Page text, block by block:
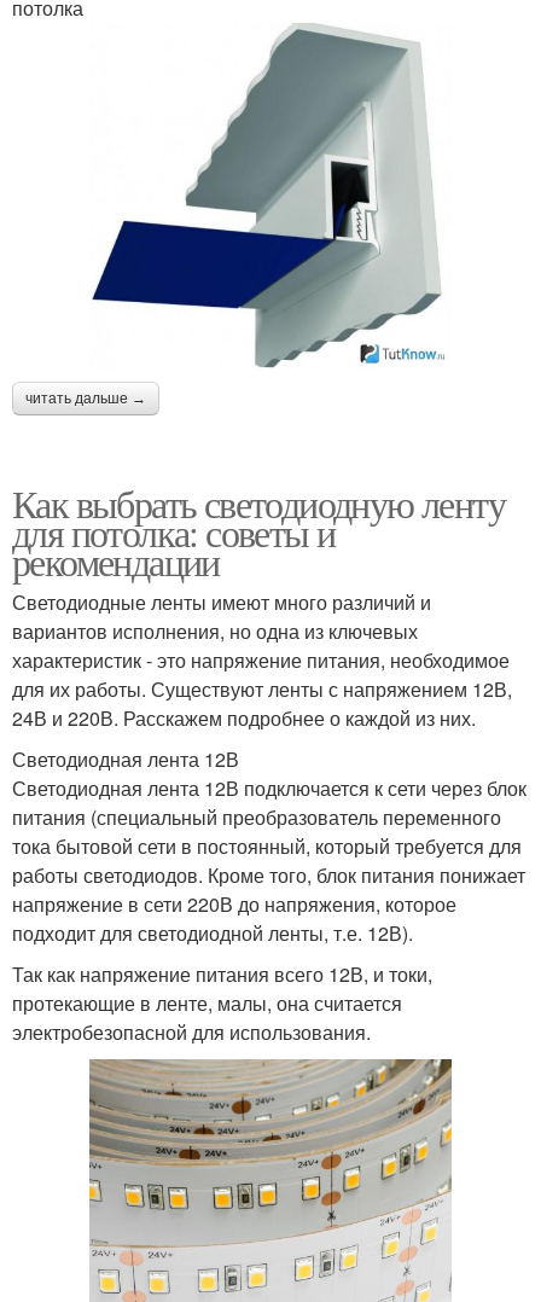
потолка
читать дальше →
Как выбрать светодиодную ленту
для потолка: советы и
рекомендации
Светодиодные ленты имеют много различий и
вариантов исполнения, но одна из ключевых
характеристик - это напряжение питания, необходимое
для их работы. Существуют ленты с напряжением 12В,
24В и 220В. Расскажем подробнее о каждой из них.
Светодиодная лента 12В
Светодиодная лента 12В подключается к сети через блок
питания (специальный преобразователь переменного
тока бытовой сети в постоянный, который требуется для
работы светодиодов. Кроме того, блок питания понижает
напряжение в сети 220В до напряжения, которое
подходит для светодиодной ленты, т.е. 12В).
Так как напряжение питания всего 12В, и токи,
протекающие в ленте, малы, она считается
электробезопасной для использования.